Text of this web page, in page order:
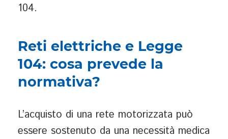
104.
Reti elettriche e Legge
104: cosa prevede la
normativa?
L’acquisto di una rete motorizzata può
essere sostenuto da una necessità medica